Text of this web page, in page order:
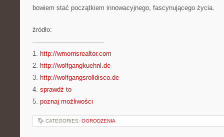
bowiem stać początkiem innowacyjnego, fascynującego życia.
źródło:
———————————
1. http://wmorrisrealtor.com
2. http://wolfgangkuehnl.de
3. http://wolfgangsrolldisco.de
4. sprawdź to
5. poznaj możliwości
CATEGORIES: OGRODZENIA